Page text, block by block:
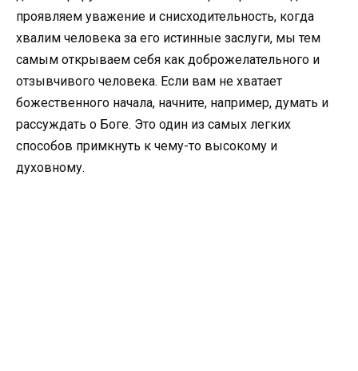
проявляем уважение и снисходительность, когда
хвалим человека за его истинные заслуги, мы тем
самым открываем себя как доброжелательного и
отзывчивого человека. Если вам не хватает
божественного начала, начните, например, думать и
рассуждать о Боге. Это один из самых легких
способов примкнуть к чему-то высокому и
духовному.